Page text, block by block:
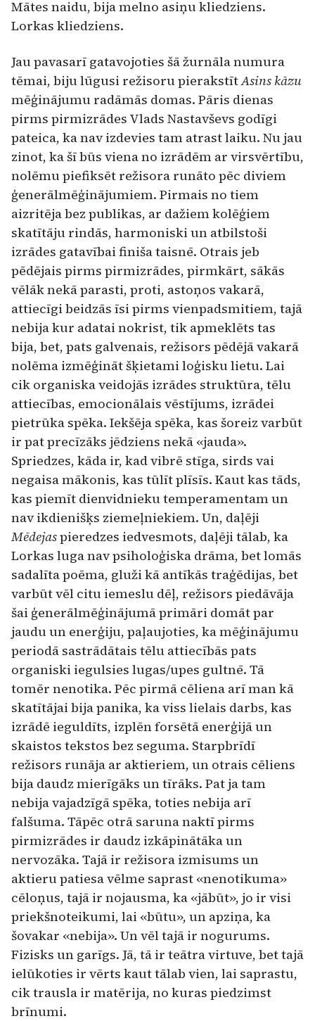
Mātes naidu, bija melno asiņu kliedziens.
Lorkas kliedziens.
Jau pavasarī gatavojoties šā žurnāla numura
tēmai, biju lūgusi režisoru pierakstītAsins kāzu
mēģinājumu radāmās domas. Pāris dienas
pirms pirmizrādes Vlads Nastavševs godīgi
pateica, ka nav izdevies tam atrast laiku. Nu jau
zinot, ka šī būs viena no izrādēm ar virsvērtību,
nolēmu piefiksēt režisora runāto pēc diviem
ģenerālmēģinājumiem. Pirmais no tiem
aizritēja bez publikas, ar dažiem kolēģiem
skatītāju rindās, harmoniski un atbilstoši
izrādes gatavībai finiša taisnē. Otrais jeb
pēdējais pirms pirmizrādes, pirmkārt, sākās
vēlāk nekā parasti, proti, astoņos vakarā,
attiecīgi beidzās īsi pirms vienpadsmitiem, tajā
nebija kur adatai nokrist, tik apmeklēts tas
bija, bet, pats galvenais, režisors pēdējā vakarā
nolēma izmēģināt šķietami loģisku lietu. Lai
cik organiska veidojās izrādes struktūra, tēlu
attiecības, emocionālais vēstījums, izrādei
pietrūka spēka. Iekšēja spēka, kas šoreiz varbūt
ir pat precīzāks jēdziens nekā «jauda».
Spriedzes, kāda ir, kad vibrē stīga, sirds vai
negaisa mākonis, kas tūlīt plīsīs. Kaut kas tāds,
kas piemīt dienvidnieku temperamentam un
nav ikdienišķs ziemeļniekiem. Un, daļēji
Mēdejaspieredzes iedvesmots, daļēji tālab, ka
Lorkas luga nav psiholoģiska drāma, bet lomās
sadalīta poēma, gluži kā antīkās traģēdijas, bet
varbūt vēl citu iemeslu dēļ, režisors piedāvāja
šai ģenerālmēģinājumā primāri domāt par
jaudu un enerģiju, paļaujoties, ka mēģinājumu
periodā sastrādātais tēlu attiecībās pats
organiski iegulsies lugas/upes gultnē. Tā
tomēr nenotika. Pēc pirmā cēliena arī man kā
skatītājai bija panika, ka viss lielais darbs, kas
izrādē ieguldīts, izplēn forsētā enerģijā un
skaistos tekstos bez seguma. Starpbrīdī
režisors runāja ar aktieriem, un otrais cēliens
bija daudz mierīgāks un tīrāks. Pat ja tam
nebija vajadzīgā spēka, toties nebija arī
falšuma. Tāpēc otrā saruna naktī pirms
pirmizrādes ir daudz izkāpinātāka un
nervozāka. Tajā ir režisora izmisums un
aktieru patiesa vēlme saprast «nenotikuma»
cēloņus, tajā ir nojausma, ka «jābūt», jo ir visi
priekšnoteikumi, lai «būtu», un apziņa, ka
šovakar «nebija». Un vēl tajā ir nogurums.
Fizisks un garīgs. Jā, tā ir teātra virtuve, bet tajā
ielūkoties ir vērts kaut tālab vien, lai saprastu,
cik trausla ir matērija, no kuras piedzimst
brīnumi.